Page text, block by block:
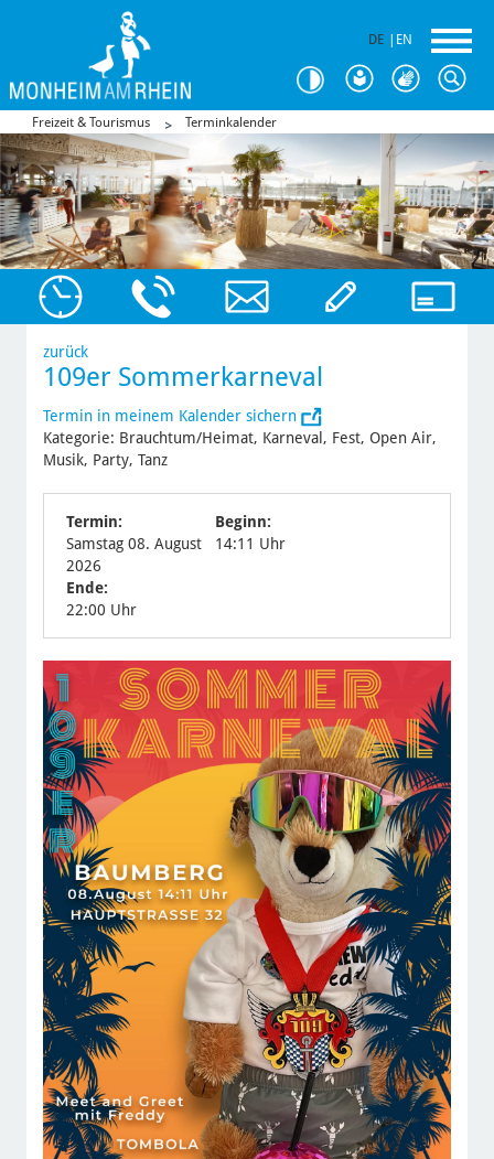
DE EN
Freizeit & Tourismus Terminkalender
zurück
109er Sommerkarneval
Termin in meinem Kalender sichern
Kategorie: Brauchtum/Heimat, Karneval, Fest, Open Air,
Musik, Party, Tanz
Termin:
Samstag 08. August
2026
Beginn:
14:11 Uhr
Ende:
22:00 Uhr